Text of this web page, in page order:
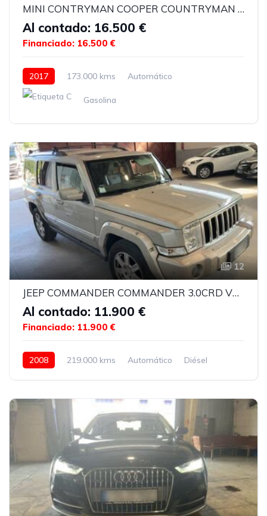
MINI CONTRYMAN COOPER COUNTRYMAN COOPER
Al contado: 16.500 €
Financiado: 16.500 €
2017 173.000 kms Automático
Gasolina
12
JEEP COMMANDER COMMANDER 3.0CRD V6 OVERLAND
Al contado: 11.900 €
Financiado: 11.900 €
2008 219.000 kms Automático Diésel